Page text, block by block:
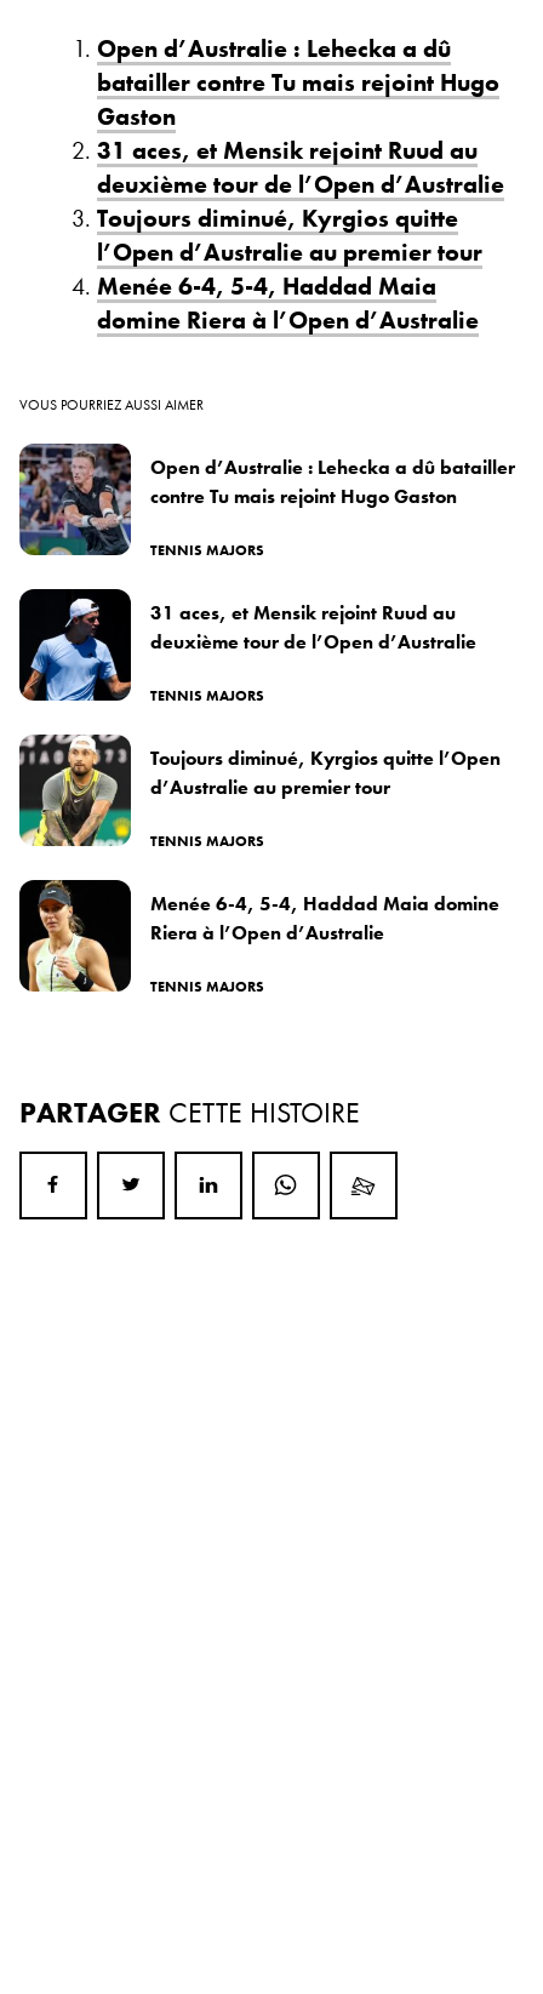
Open d’Australie : Lehecka a dû
batailler contre Tu mais rejoint Hugo
Gaston
31 aces, et Mensik rejoint Ruud au
deuxième tour de l’Open d’Australie
Toujours diminué, Kyrgios quitte
l’Open d’Australie au premier tour
Menée 6-4, 5-4, Haddad Maia
domine Riera à l’Open d’Australie
VOUS POURRIEZ AUSSI AIMER
Open d’Australie : Lehecka a dû batailler
contre Tu mais rejoint Hugo Gaston
TENNIS MAJORS
31 aces, et Mensik rejoint Ruud au
deuxième tour de l’Open d’Australie
TENNIS MAJORS
Toujours diminué, Kyrgios quitte l’Open
d’Australie au premier tour
TENNIS MAJORS
Menée 6-4, 5-4, Haddad Maia domine
Riera à l’Open d’Australie
TENNIS MAJORS
PARTAGER CETTE HISTOIRE